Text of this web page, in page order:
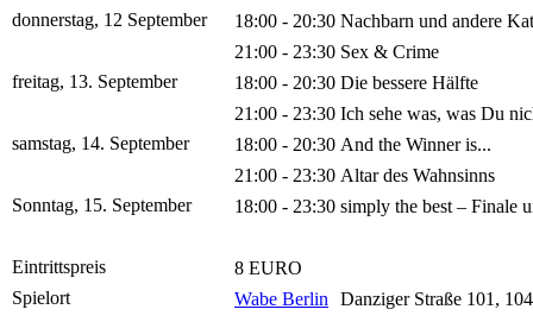
donnerstag, 12 September 18:00 - 20:30 Nachbarn und andere
21:00 - 23:30 Sex & Crime
freitag, 13. September
18:00 - 20:30 Die bessere Hälfte
21:00 - 23:30 Ich sehe was, was Du
samstag, 14. September
18:00 - 20:30 And the Winner is...
21:00 - 23:30 Altar des Wahnsinns
Sonntag, 15. September
18:00 - 23:30 simply the best – Finale
Eintrittspreis
8 EURO
Spielort
Wabe Berlin Danziger Straße 101,